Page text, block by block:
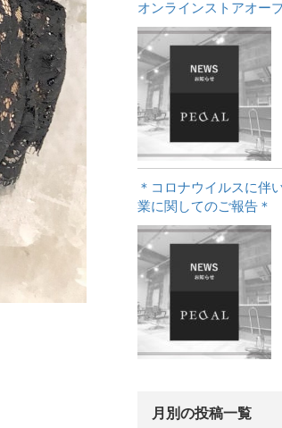
オンラインストアオー
＊コロナウイルスに伴
業に関してのご報告＊
月別の投稿一覧